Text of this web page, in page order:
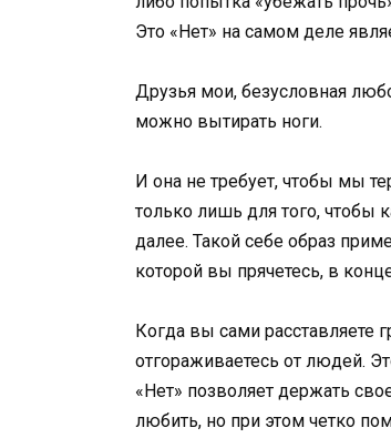
Это «Нет» на самом деле
Друзья мои, безусловная
можно вытирать ноги.
И она не требует, чтобы мы
только лишь для того, чтобы
далее. Такой себе образ
которой вы прячетесь, в
Когда вы сами расставляете
отгораживаетесь от людей.
«Нет» позволяет держать
любить, но при этом четко